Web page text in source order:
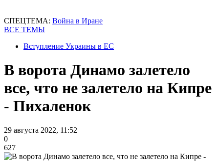
СПЕЦТЕМА: Война в Иране
ВСЕ ТЕМЫ
Вступление Украины в ЕС
В ворота Динамо залетело
все, что не залетело на Кипре
- Пихаленок
29 августа 2022, 11:52
0
627